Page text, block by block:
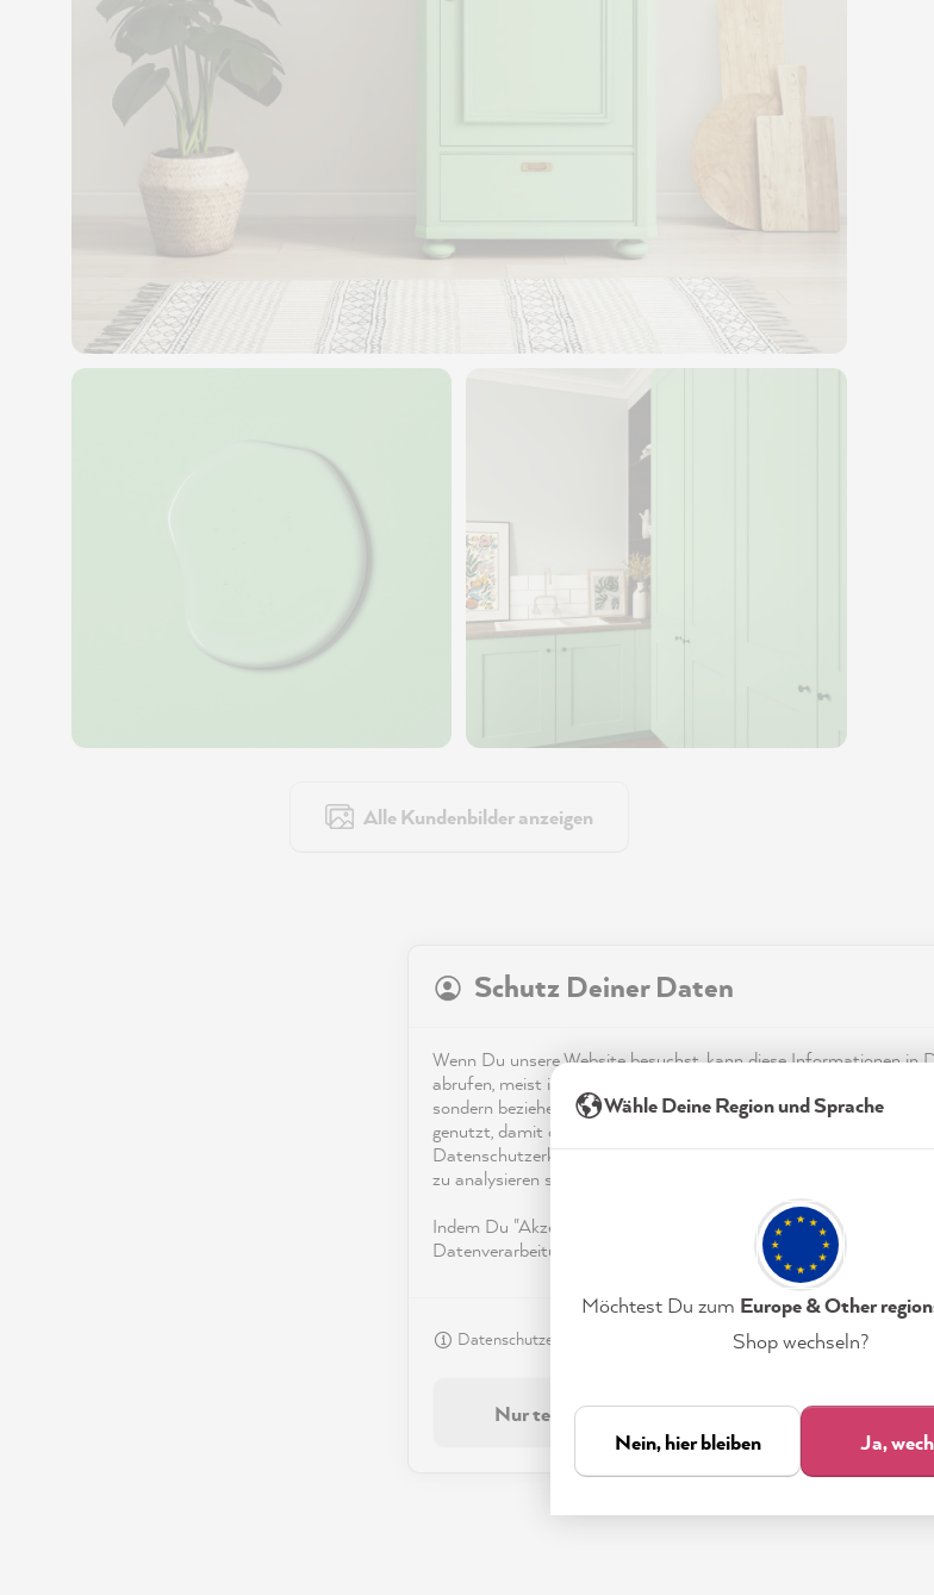
Alle Kundenbilder anzeigen
Schutz Deiner Daten
Wenn Du unsere Website besuchst, kann diese Informationen in
abrufen, meist in Form von Cookies. Diese Informationen sind
sondern beziehen sich möglicherweise auf Dich, Deine
genutzt, damit die Website wie erwartet funktioniert und um
Datenschutzerklärung genannten Dienste Deine Nutzung der
zu analysieren sowie Werbung zu betreiben und zu personalisieren.
Indem Du "Akzeptieren & Schließen" klickst, stimmst Du
Datenverarbeitungen freiwillig zu.
Datenschutzerklärung Einstellungen
Nur technisch Erforderliche
Wähle Deine Region und Sprache
Möchtest Du zum Europe & Other
Shop wechseln?
Nein, hier bleiben Ja,